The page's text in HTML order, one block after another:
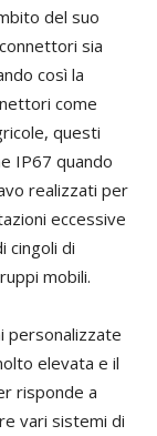
del suo
sia
così la
come
questi
IP67 quando
realizzati per
eccessive
cingoli di
mobili.
personalizzate
elevata e il
risponde a
vari sistemi di